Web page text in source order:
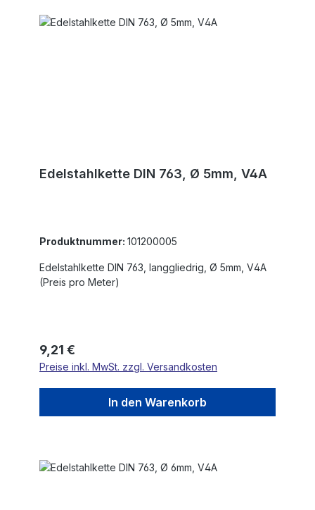
Edelstahlkette DIN 763, Ø 5mm, V4A
Produktnummer: 101200005
Edelstahlkette DIN 763, langgliedrig, Ø 5mm, V4A
(Preis pro Meter)
Regulärer Preis:
9,21 €
Preise inkl. MwSt. zzgl. Versandkosten
In den Warenkorb